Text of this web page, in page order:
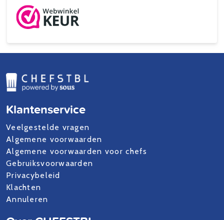
Klantenservice
Veelgestelde vragen
Algemene voorwaarden
Algemene voorwaarden voor chefs
Gebruiksvoorwaarden
Privacybeleid
Klachten
Annuleren